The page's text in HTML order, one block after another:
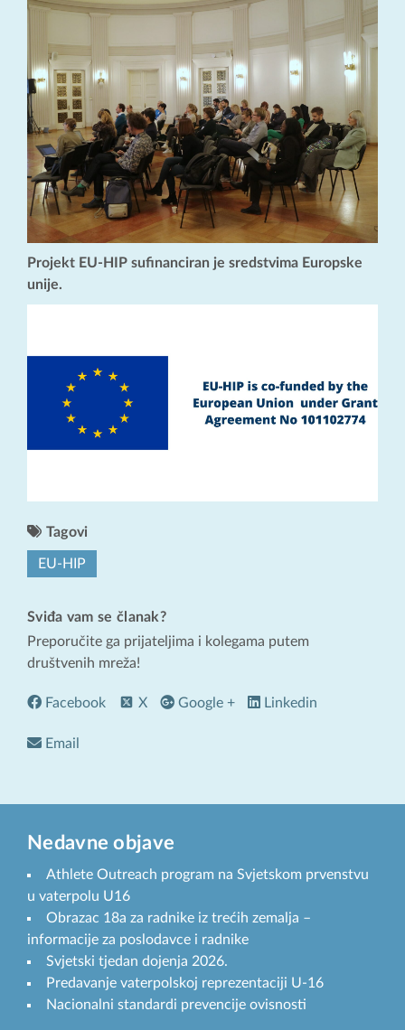
Projekt EU-HIP sufinanciran je sredstvima Europske
unije.
Tagovi
EU-HIP
Sviđa vam se članak?
Preporučite ga prijateljima i kolegama putem
društvenih mreža!
Facebook X Google + Linkedin
Email
Nedavne objave
Athlete Outreach program na Svjetskom prvenstvu
u vaterpolu U16
Obrazac 18a za radnike iz trećih zemalja –
informacije za poslodavce i radnike
Svjetski tjedan dojenja 2026.
Predavanje vaterpolskoj reprezentaciji U-16
Nacionalni standardi prevencije ovisnosti